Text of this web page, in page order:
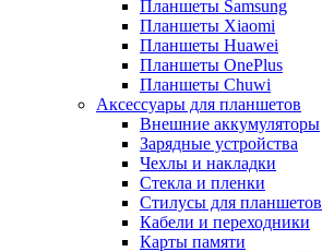
Планшеты Samsung
Планшеты Xiaomi
Планшеты Huawei
Планшеты OnePlus
Планшеты Chuwi
Аксессуары для планшетов
Внешние аккумуляторы
Зарядные устройства
Чехлы и накладки
Стекла и пленки
Стилусы для планшетов
Кабели и переходники
Карты памяти